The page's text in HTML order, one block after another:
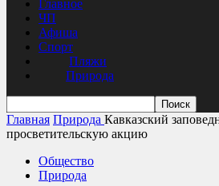
Главное
ЧП
Афиша
Спорт
Пляжи
Природа
Главная Природа Кавказский
просветительскую акцию
Общество
Природа